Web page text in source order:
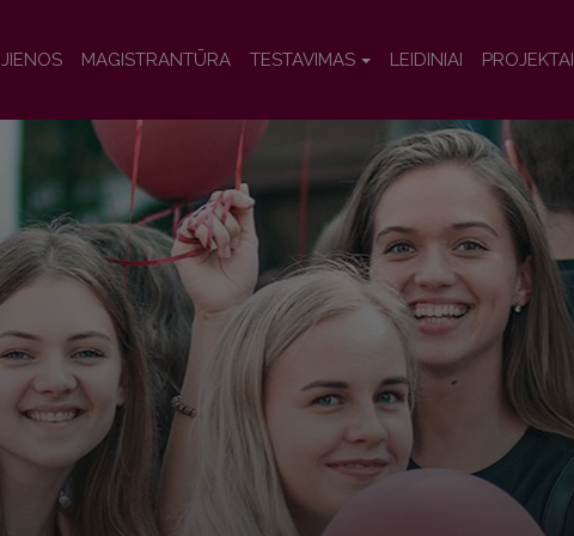
MAGISTRANTŪRA TESTAVIMAS LEIDINIAI PROJEKTAI